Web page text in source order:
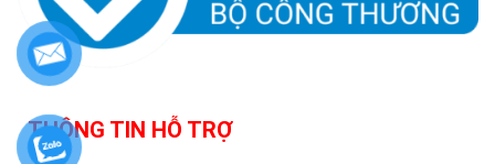
THÔNG TIN HỖ TRỢ